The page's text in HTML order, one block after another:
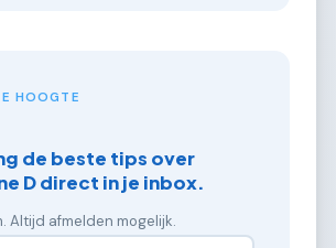
HOOGTE
de beste tips over
D direct in je inbox.
Altijd afmelden mogelijk.